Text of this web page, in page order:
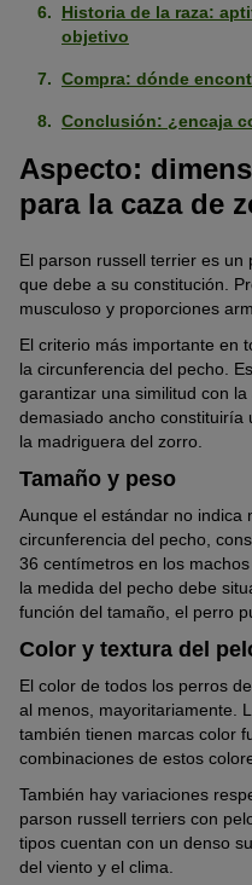
Historia de la raza:
objetivo
Compra: dónde
Conclusión: ¿encaja
Aspecto:
para la caza de
El parson russell terrier es
que debe a su constitución.
musculoso y proporciones
El criterio más importante en
la circunferencia del pecho.
garantizar una similitud con
demasiado ancho constituiría
la madriguera del zorro.
Tamaño y peso
Aunque el estándar no indica
circunferencia del pecho,
36 centímetros en los
la medida del pecho debe
función del tamaño, el perro
Color y textura del
El color de todos los perros
al menos, mayoritariamente.
también tienen marcas color
combinaciones de estos
También hay variaciones
parson russell terriers con
tipos cuentan con un denso
del viento y el clima.